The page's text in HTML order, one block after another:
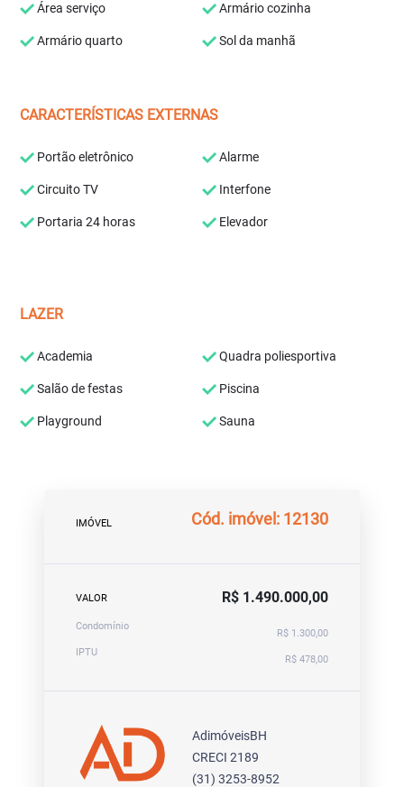
Área serviço Armário cozinha
Armário quarto Sol da manhã
CARACTERÍSTICAS EXTERNAS
Portão eletrônico Alarme
Circuito TV Interfone
Portaria 24 horas Elevador
LAZER
Academia Quadra poliesportiva
Salão de festas Piscina
Playground Sauna
IMÓVEL Cód. imóvel: 12130
VALOR R$ 1.490.000,00
Condomínio
R$ 1.300,00
IPTU
R$ 478,00
AdimóveisBH
CRECI 2189
(31) 3253-8952